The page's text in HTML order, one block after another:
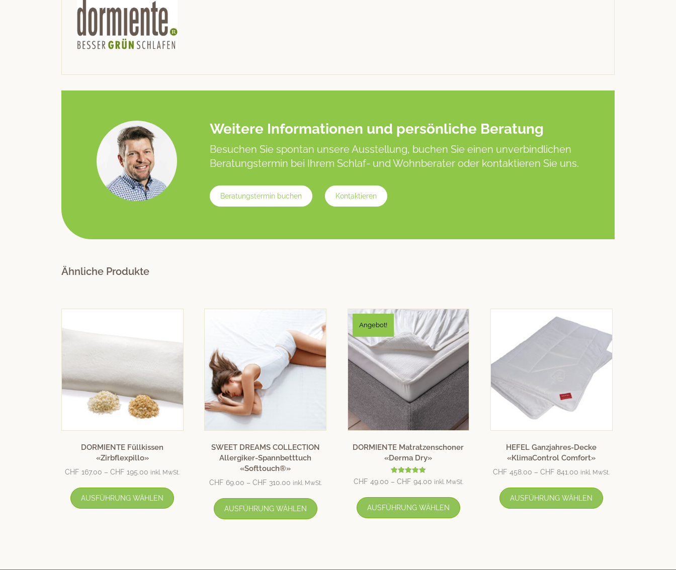
Weitere Informationen und persönliche Beratung
Besuchen Sie spontan unsere Ausstellung, buchen Sie einen unverbindlichen
Beratungstermin bei Ihrem Schlaf- und Wohnberater oder kontaktieren Sie uns.
Beratungstermin buchen Kontaktieren
Ähnliche Produkte
DORMIENTE Füllkissen
«Zirbflexpillo»
CHF 167.00 –CHF 195.00 inkl. MwSt.
AUSFÜHRUNG WÄHLEN
SWEET DREAMS COLLECTION
Allergiker-Spannbetttuch
«Softtouch®»
CHF 69.00 – CHF 310.00 inkl. MwSt.
AUSFÜHRUNG WÄHLEN
Angebot!
DORMIENTE Matratzenschoner
«Derma Dry»
Bewertet
mit
von 5
CHF 49.00 – CHF 94.00 inkl. MwSt.
AUSFÜHRUNG WÄHLEN
HEFEL Ganzjahres-Decke
«KlimaControl Comfort»
CHF 458.00 –CHF 841.00 inkl. MwSt.
AUSFÜHRUNG WÄHLEN